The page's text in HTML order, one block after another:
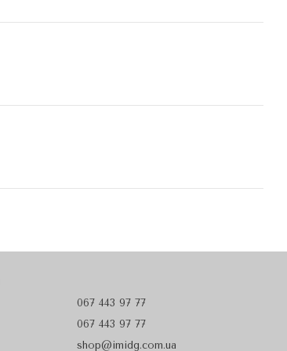
067 443 97 77
067 443 97 77
shop@imidg.com.ua